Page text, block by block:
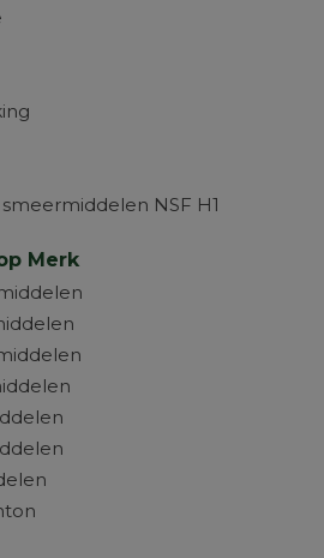
NSF H1
Merk